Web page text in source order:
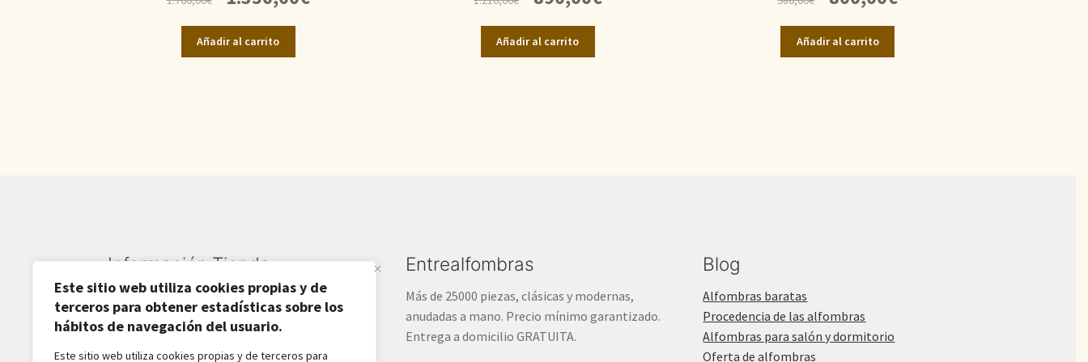
Este sitio web utiliza cookies propias y de
terceros para obtener estadísticas sobre los
hábitos de navegación del usuario.
Este sitio web utiliza cookies propias y de terceros para
precio
original
era:
1.700,00€.
Añadir al carrito
precio
original
era:
1.210,00€.
precio
Añadir al carrito
precio
original
era:
980,00€.
precio
Añadir al carrito
Información Tienda
Sardarán SL CIF: B82809781
Av. Pirineos 27, Nave 6
San Sebastián de los Reyes
Entrealfombras
Más de 25000 piezas, clásicas y modernas,
anudadas a mano. Precio mínimo garantizado.
Entrega a domicilio GRATUITA.
Blog
Alfombras baratas
Procedencia de las alfombras
Alfombras para salón y dormitorio
Oferta de alfombras